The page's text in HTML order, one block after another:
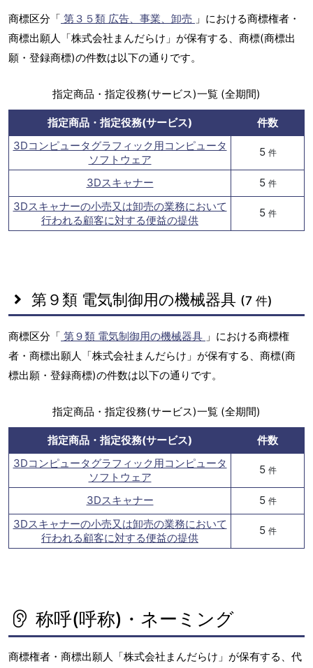
商標区分「 第３５類 広告、事業、卸売 」における商標権者・
商標出願人「株式会社まんだらけ」が保有する、商標(商標出
願・登録商標)の件数は以下の通りです。
指定商品・指定役務(サービス)一覧 (全期間)
指定商品・指定役務(サービス)
件数
3Dコンピュータグラフィック用コンピュータ
ソフトウェア
5 件
3Dスキャナー 5 件
3Dスキャナーの小売又は卸売の業務において
行われる顧客に対する便益の提供
5 件
第９類 電気制御用の機械器具 (7 件)
商標区分「 第９類 電気制御用の機械器具 」における商標権
者・商標出願人「株式会社まんだらけ」が保有する、商標(商
標出願・登録商標)の件数は以下の通りです。
指定商品・指定役務(サービス)一覧 (全期間)
指定商品・指定役務(サービス)
件数
3Dコンピュータグラフィック用コンピュータ
ソフトウェア
5 件
3Dスキャナー 5 件
3Dスキャナーの小売又は卸売の業務において
行われる顧客に対する便益の提供
5 件
称呼(呼称)・ネーミング
商標権者・商標出願人「株式会社まんだらけ」が保有する、代